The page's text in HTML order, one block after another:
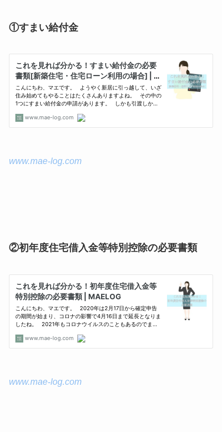
①すまい給付金
www.mae-log.com
②初年度住宅借入金等特別控除の必要書類
www.mae-log.com